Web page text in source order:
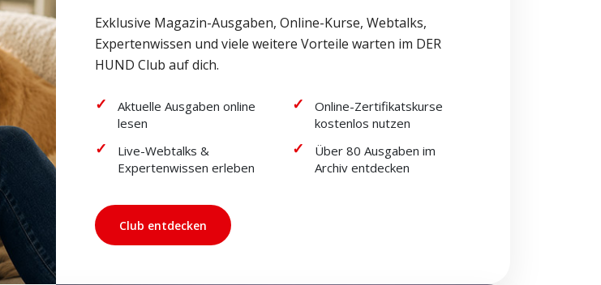
Exklusive Magazin-Ausgaben, Online-Kurse, Webtalks,
Expertenwissen und viele weitere Vorteile warten im DER
HUND Club auf dich.
Aktuelle Ausgaben online
lesen
Online-Zertifikatskurse
kostenlos nutzen
Live-Webtalks &
Expertenwissen erleben
Über 80 Ausgaben im
Archiv entdecken
Club entdecken